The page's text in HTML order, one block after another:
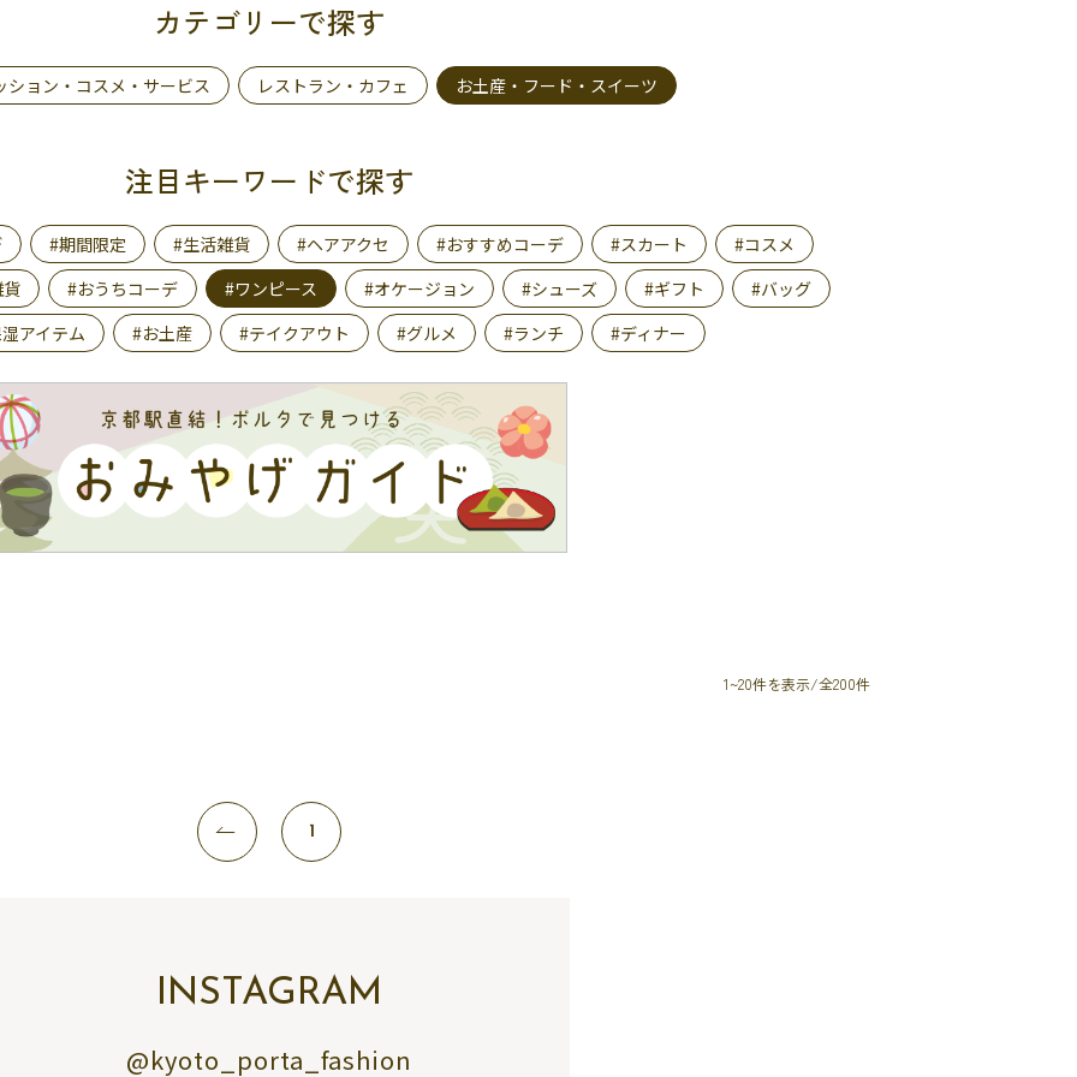
カテゴリーで探す
ション・コスメ・サービス レストラン・カフェ お土産・フード・スイーツ
注目キーワードで探す
#期間限定 #生活雑貨 #ヘアアクセ #おすすめコーデ #スカート
#コスメ
#おうちコーデ #ワンピース #オケージョン #シューズ #ギフト
#バッグ
アイテム #お土産 #テイクアウト #グルメ #ランチ #ディナー
1~20件を表示/全200件
1
INSTAGRAM
@kyoto_porta_fashion